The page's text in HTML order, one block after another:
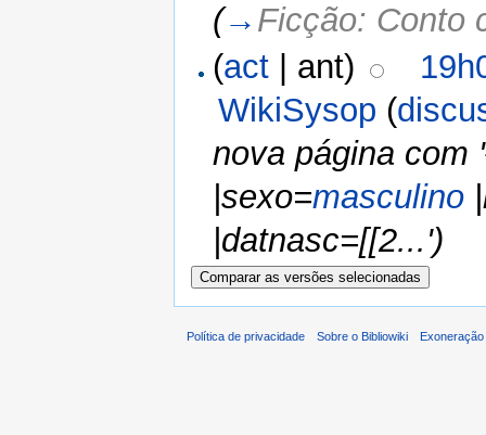
(→ Ficção: Conto
(act | ant)
WikiSysop (
nova página com
|sexo=masculino
|datnasc=[[2...')
Política de privacidade Sobre o Bibliowiki